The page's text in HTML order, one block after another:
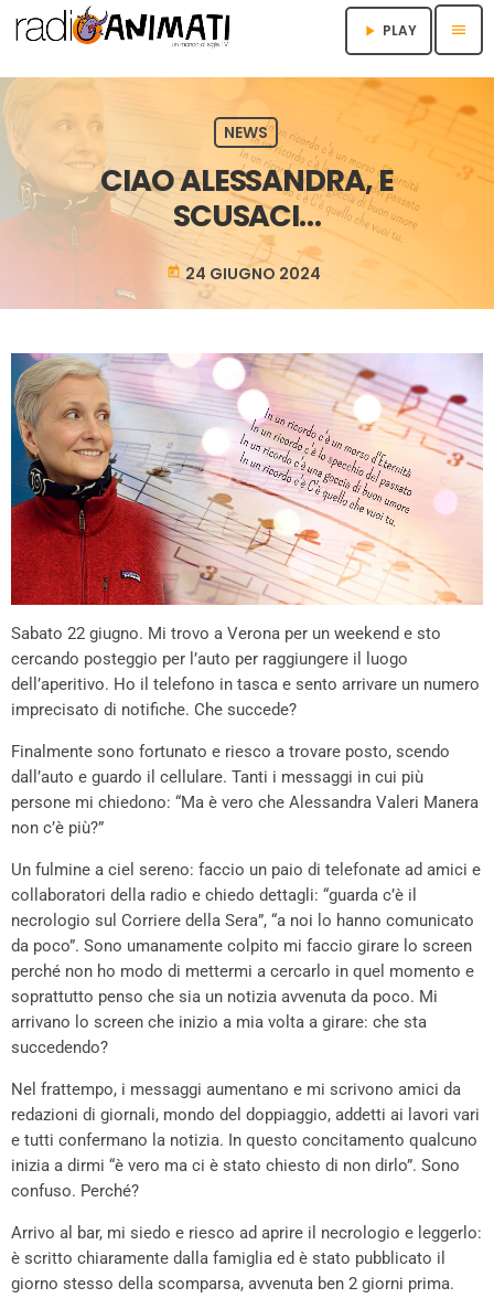
play_arrow PLAY menu
NEWS
CIAO ALESSANDRA, E
SCUSACI…
today 24 GIUGNO 2024
Sabato 22 giugno. Mi trovo a Verona per un weekend e sto
cercando posteggio per l’auto per raggiungere il luogo
dell’aperitivo. Ho il telefono in tasca e sento arrivare un numero
imprecisato di notifiche. Che succede?
Finalmente sono fortunato e riesco a trovare posto, scendo
dall’auto e guardo il cellulare. Tanti i messaggi in cui più
persone mi chiedono: “Ma è vero che Alessandra Valeri Manera
non c’è più?”
Un fulmine a ciel sereno: faccio un paio di telefonate ad amici e
collaboratori della radio e chiedo dettagli: “guarda c’è il
necrologio sul Corriere della Sera”, “a noi lo hanno comunicato
da poco”. Sono umanamente colpito mi faccio girare lo screen
perché non ho modo di mettermi a cercarlo in quel momento e
soprattutto penso che sia un notizia avvenuta da poco. Mi
arrivano lo screen che inizio a mia volta a girare: che sta
succedendo?
Nel frattempo, i messaggi aumentano e mi scrivono amici da
redazioni di giornali, mondo del doppiaggio, addetti ai lavori vari
e tutti confermano la notizia. In questo concitamento qualcuno
inizia a dirmi “è vero ma ci è stato chiesto di non dirlo”. Sono
confuso. Perché?
Arrivo al bar, mi siedo e riesco ad aprire il necrologio e leggerlo:
è scritto chiaramente dalla famiglia ed è stato pubblicato il
giorno stesso della scomparsa, avvenuta ben 2 giorni prima.